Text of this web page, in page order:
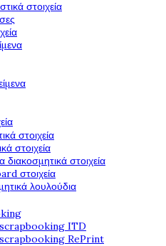
στοιχεία
στοιχεία
στοιχεία
διακοσμητικά στοιχεία
στοιχεία
λουλούδια
scrapbooking ITD
scrapbooking RePrint